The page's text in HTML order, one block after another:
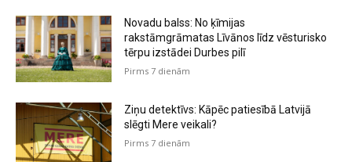
Novadu balss: No ķīmijas
rakstāmgrāmatas Līvānos līdz vēsturisko
tērpu izstādei Durbes pilī
Pirms 7 dienām
Ziņu detektīvs: Kāpēc patiesībā Latvijā
slēgti Mere veikali?
Pirms 7 dienām